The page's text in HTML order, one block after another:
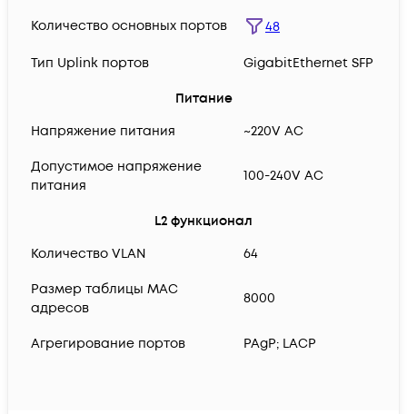
Количество основных портов 48
Тип Uplink портов GigabitEthernet SFP
Питание
Напряжение питания
~220V AC
Допустимое напряжение
питания
100-240V AC
L2 функционал
Количество VLAN
64
Размер таблицы MAC
адресов
8000
Агрегирование портов PAgP; LACP